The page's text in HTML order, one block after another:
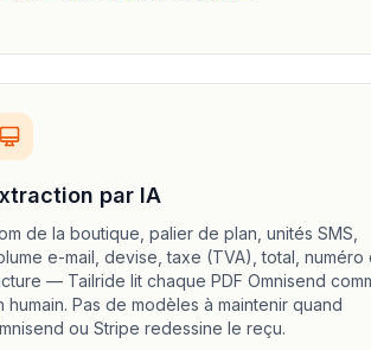
par IA
de la boutique, palier de plan, unités SMS,
e-mail, devise, taxe (TVA), total, numéro
— Tailride lit chaque PDF Omnisend
humain. Pas de modèles à maintenir quand
ou Stripe redessine le reçu.